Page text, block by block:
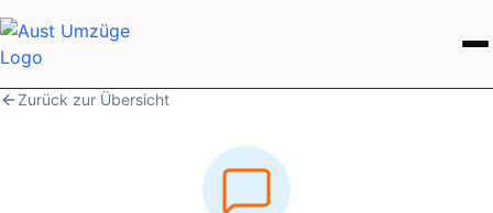
Zurück zur Übersicht